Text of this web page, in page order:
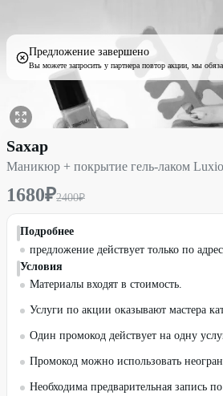
Предложение завершено
Вы можете запросить у партнера повтор акции, мы
Маникюр + покрытие гель-лаком
Sахар
Маникюр + покрытие гель-лаком
1680₽2400₽
Подробнее
предложение действует только по
Условия
Материалы входят в стоимость.
Услуги по акции оказывают мастера
Один промокод действует на одну
Промокод можно использовать
Необходима предварительная запись